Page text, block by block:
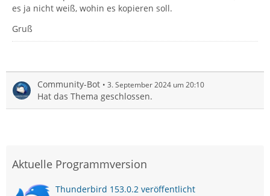
es ja nicht weiß, wohin es kopieren soll.
Gruß
Community-Bot 3. September 2024 um 20:10
Hat das Thema geschlossen.
Aktuelle Programmversion
Thunderbird 153.0.2 veröffentlicht